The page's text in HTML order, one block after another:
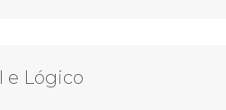
e Lógico